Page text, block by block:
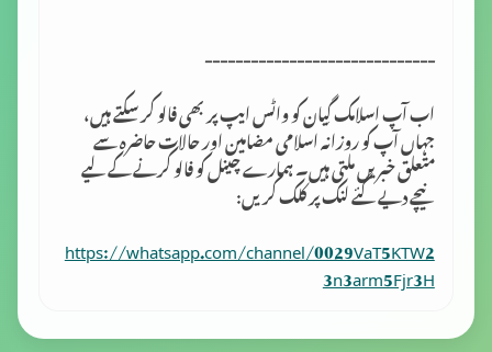
------------------------------
اب آپ اسلامک گِیان کو واٹس ایپ پر بھی فالو کر سکتے ہیں،
جہاں آپ کو روزانہ اسلامی مضامین اور حالات حاضرہ سے
متعلق خبریں ملتی ہیں۔ ہمارے چینل کو فالو کرنے کے لیے
نیچے دیے گئے لنک پر کلک کریں:
https://whatsapp.com/channel/0029VaT5KTW2
3n3arm5Fjr3H